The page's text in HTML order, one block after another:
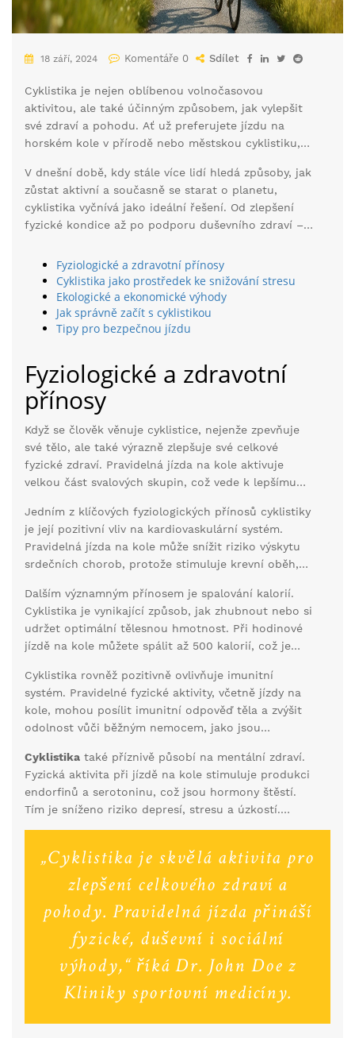
18 září, 2024 Komentáře 0 Sdílet
Cyklistika je nejen oblíbenou volnočasovou
aktivitou, ale také účinným způsobem, jak vylepšit
své zdraví a pohodu. Ať už preferujete jízdu na
horském kole v přírodě nebo městskou cyklistiku,
za to prozkoumat.
V dnešní době, kdy stále více lidí hledá způsoby, jak
zůstat aktivní a současně se starat o planetu,
cyklistika vyčnívá jako ideální řešení. Od zlepšení
fyzické kondice až po podporu duševního zdraví –
cyklistika.Fyziologické a zdravotní přínosy
Cyklistika jako prostředek ke snižování stresu
Ekologické a ekonomické výhody
Jak správně začít s cyklistikou
Tipy pro bezpečnou jízdu
Fyziologické a zdravotní
přínosy
Když se člověk věnuje cyklistice, nejenže zpevňuje
své tělo, ale také výrazně zlepšuje své celkové
fyzické zdraví. Pravidelná jízda na kole aktivuje
velkou část svalových skupin, což vede k lepšímu
se zaměřuje hlavně na svaly dolních končetin, ale
při správné technice může posílit i svaly jaderné
oblasti, ramen a paží.
Jedním z klíčových fyziologických přínosů cyklistiky
je její pozitivní vliv na kardiovaskulární systém.
Pravidelná jízda na kole může snížit riziko výskytu
srdečních chorob, protože stimuluje krevní oběh,
Podle Americké kardiologické asociace může
pravidelná jízda na kole snížit riziko srdečních
onemocnění až o 50 %.
Dalším významným přínosem je spalování kalorií.
Cyklistika je vynikající způsob, jak zhubnout nebo si
udržet optimální tělesnou hmotnost. Při hodinové
jízdě na kole můžete spálit až 500 kalorií, což je
běh nebo plavání. Toto spalování tuků přispívá ke
snižování rizika obezity a souvisejících zdravotních
problémů.
Cyklistika rovněž pozitivně ovlivňuje imunitní
systém. Pravidelné fyzické aktivity, včetně jízdy na
kole, mohou posílit imunitní odpověď těla a zvýšit
odolnost vůči běžným nemocem, jako jsou
cyklisté mají nižší výskyt zánětlivých onemocnění a
lepší schopnost regenerace po nemoci.
Cyklistika také příznivě působí na mentální zdraví.
Fyzická aktivita při jízdě na kole stimuluje produkci
endorfinů a serotoninu, což jsou hormony štěstí.
Tím je sníženo riziko depresí, stresu a úzkostí.
mentální odolnost.
„Cyklistika je skvělá aktivita pro
zlepšení celkového zdraví a
pohody. Pravidelná jízda přináší
fyzické, duševní i sociální
výhody,“ říká Dr. John Doe z
Kliniky sportovní medicíny.